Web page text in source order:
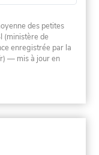
des petites
(ministère de
enregistrée par la
— mis à jour en